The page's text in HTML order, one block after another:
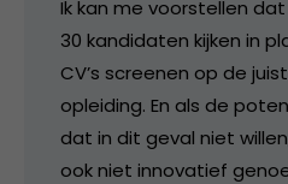
Ik kan me voorstellen
30 kandidaten kijken in
CV’s screenen op de
opleiding. En als de
dat in dit geval niet
ook niet innovatief